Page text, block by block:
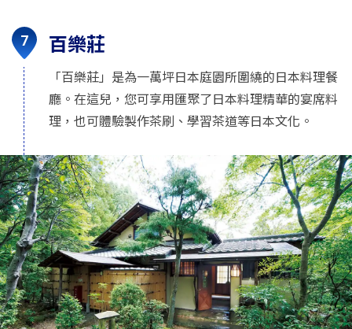
百樂莊
「百樂莊」是為一萬坪日本庭園所圍繞的日本料理餐
廳。在這兒，您可享用匯聚了日本料理精華的宴席料
理，也可體驗製作茶刷、學習茶道等日本文化。